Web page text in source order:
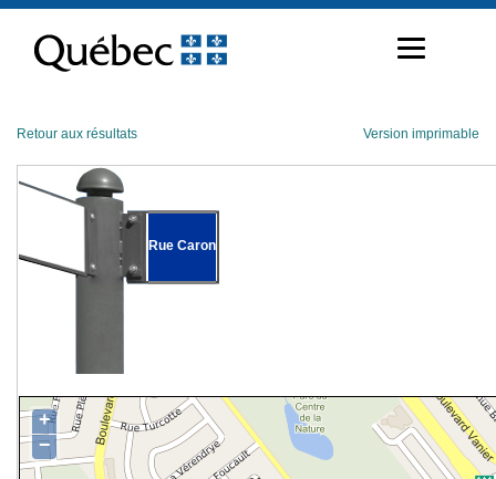
contenu
Retour aux résultats Version imprimable
Rue Caron
+
−